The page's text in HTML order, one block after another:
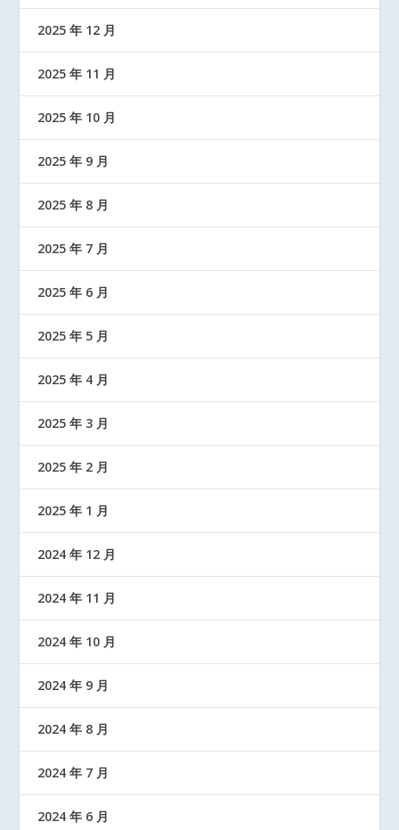
2025 年 12 月
2025 年 11 月
2025 年 10 月
2025 年 9 月
2025 年 8 月
2025 年 7 月
2025 年 6 月
2025 年 5 月
2025 年 4 月
2025 年 3 月
2025 年 2 月
2025 年 1 月
2024 年 12 月
2024 年 11 月
2024 年 10 月
2024 年 9 月
2024 年 8 月
2024 年 7 月
2024 年 6 月